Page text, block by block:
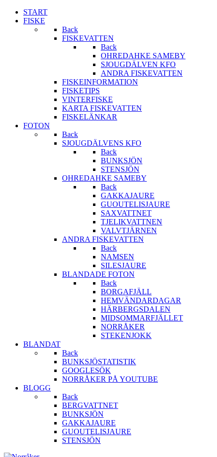
START
FISKE
Back
FISKEVATTEN
Back
OHREDAHKE SAMEBY
SJOUGDÄLVEN KFO
ANDRA FISKEVATTEN
FISKEINFORMATION
FISKETIPS
VINTERFISKE
KARTA FISKEVATTEN
FISKELÄNKAR
FOTON
Back
SJOUGDÄLVENS KFO
Back
BUNKSJÖN
STENSJÖN
OHREDAHKE SAMEBY
Back
GAKKAJAURE
GUOUTELISJAURE
SAXVATTNET
TJELIKVATTNEN
VALVTJÄRNEN
ANDRA FISKEVATTEN
Back
NAMSEN
SILESJAURE
BLANDADE FOTON
Back
BORGAFJÄLL
HEMVÄNDARDAGAR
HÄRBERGSDALEN
MIDSOMMARFJÄLLET
NORRÅKER
STEKENJOKK
BLANDAT
Back
BUNKSJÖSTATISTIK
GOOGLESÖK
NORRÅKER PÅ YOUTUBE
BLOGG
Back
BERGVATTNET
BUNKSJÖN
GAKKAJAURE
GUOUTELISJAURE
STENSJÖN